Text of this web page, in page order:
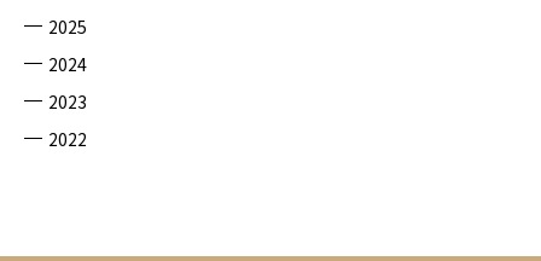
2025
2024
2023
2022